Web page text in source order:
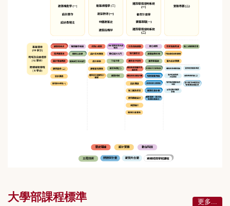
大學部課程標準 更多...